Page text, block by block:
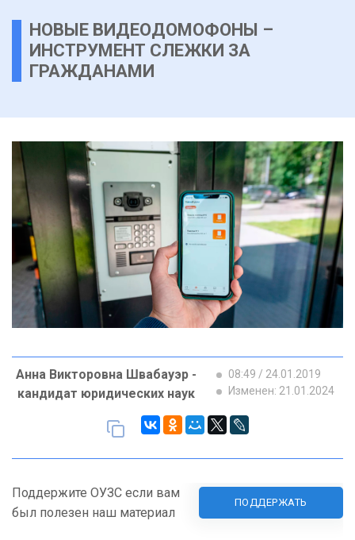
НОВЫЕ ВИДЕОДОМОФОНЫ –
ИНСТРУМЕНТ СЛЕЖКИ ЗА
ГРАЖДАНАМИ
Анна Викторовна Швабауэр -
кандидат юридических наук
08:49 / 24.01.2019
Изменен: 21.01.2024
Поддержите ОУЗС если вам
был полезен наш материал
ПОДДЕРЖАТЬ